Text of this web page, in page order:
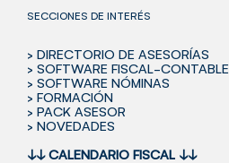
SECCIONES DE INTERÉS
> DIRECTORIO DE ASESORÍAS
> SOFTWARE FISCAL-CONTABLE
> SOFTWARE NÓMINAS
> FORMACIÓN
> PACK ASESOR
> NOVEDADES
↓↓ CALENDARIO FISCAL ↓↓